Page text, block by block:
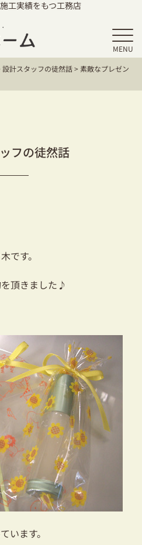
工実績をもつ工務店
MENU
ターサポート
お考えの方
いてのご相談
ルーム
らせ
情報
0334
設計スタッフの徒然話> 素敵なプレゼン
フの徒然話
です。
頂きました♪
います。